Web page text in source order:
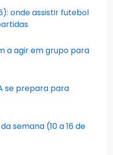
onde assistir futebol
a agir em grupo para
se prepara para
semana (10 a 16 de